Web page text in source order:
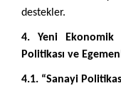
destekler.
4. Yeni Ekonomik
Politikası ve
4.1. “Sanayi